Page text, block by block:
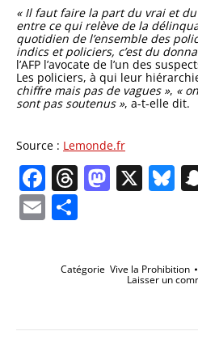
« Il faut faire la part du vrai et
entre ce qui relève de la
quotidien de l’ensemble des
indics et policiers, c’est du
l’AFP l’avocate de l’un des
Les policiers, à qui leur
chiffre mais pas de vagues », «
sont pas soutenus », a-t-elle dit.
Source : Lemonde.fr
Facebook
Threads
X
Email
Catégorie Vive la Prohibition
Laisser un
Navigation